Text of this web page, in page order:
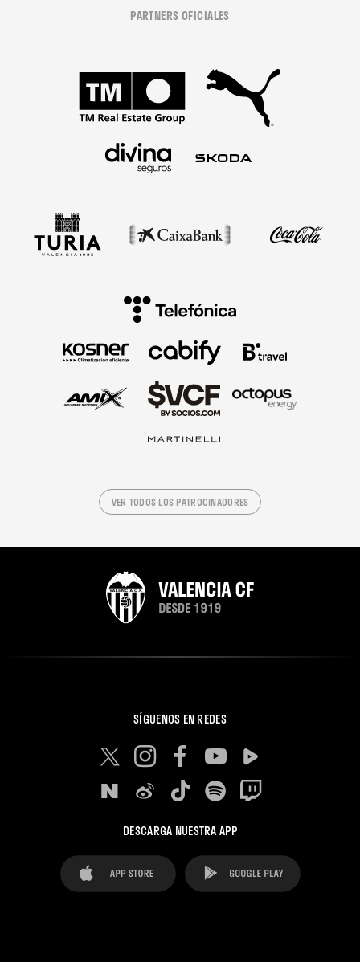
PARTNERS OFICIALES
VER TODOS LOS PATROCINADORES
SÍGUENOS EN REDES
DESCARGA NUESTRA APP